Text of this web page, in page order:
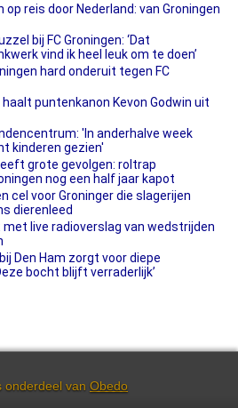
reis door Nederland: van Groningen
bij FC Groningen: ‘Dat
vind ik heel leuk om te doen’
hard onderuit tegen FC
haalt puntenkanon Kevon Godwin uit
'In anderhalve week
kinderen gezien'
grote gevolgen: roltrap
nog een half jaar kapot
cel voor Groninger die slagerijen
dierenleed
met live radioverslag van wedstrijden
Den Ham zorgt voor diepe
bocht blijft verraderlijk’
onderdeel van Obedo